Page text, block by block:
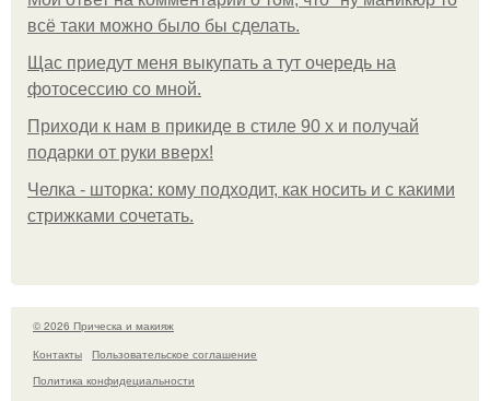
всё таки можно было бы сделать.
Щас приедут меня выкупать а тут очередь на
фотосессию со мной.
Приходи к нам в прикиде в стиле 90 х и получай
подарки от руки вверх!
Челка - шторка: кому подходит, как носить и с какими
стрижками сочетать.
© 2026 Прическа и макияж
Контакты
Пользовательское соглашение
Политика конфидециальности